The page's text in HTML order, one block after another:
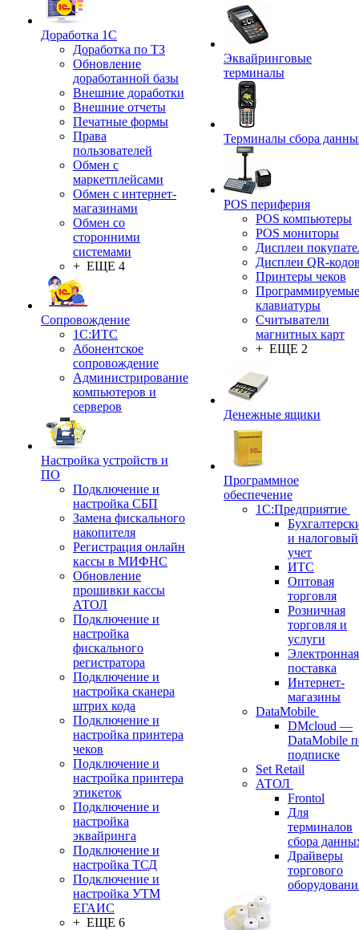
Доработка 1С
Доработка по ТЗ
Обновление
доработанной базы
Внешние доработки
Внешние отчеты
Печатные формы
Права
пользователей
Обмен с
маркетплейсами
Обмен с интернет-
магазинами
Обмен со
сторонними
системами
+ ЕЩЕ 4
Сопровождение
1C:ИТС
Абонентское
сопровождение
Администрирование
компьютеров и
серверов
Настройка устройств и
ПО
Подключение и
настройка СБП
Замена фискального
накопителя
Регистрация онлайн
кассы в МИФНС
Обновление
прошивки кассы
АТОЛ
Подключение и
настройка
фискального
регистратора
Подключение и
настройка сканера
штрих кода
Подключение и
настройка принтера
чеков
Подключение и
настройка принтера
этикеток
Подключение и
настройка
эквайринга
Подключение и
настройка ТСД
Подключение и
настройка УТМ
ЕГАИС
+ ЕЩЕ 6
Эквайринговые
терминалы
Терминалы сбора
POS периферия
POS компьютеры
POS мониторы
Дисплеи
Дисплеи QR-
Принтеры чеков
Программируемые
клавиатуры
Считыватели
магнитных карт
+ ЕЩЕ 2
Денежные ящики
Программное
обеспечение
1С:Предприятие
и налоговый
учет
ИТС
Оптовая
торговля
Розничная
торговля и
услуги
Электронная
поставка
Интернет-
магазины
DataMobile
DMcloud —
DataMobile
подписке
Set Retail
АТОЛ
Frontol
Для
терминалов
сбора
Драйверы
торгового